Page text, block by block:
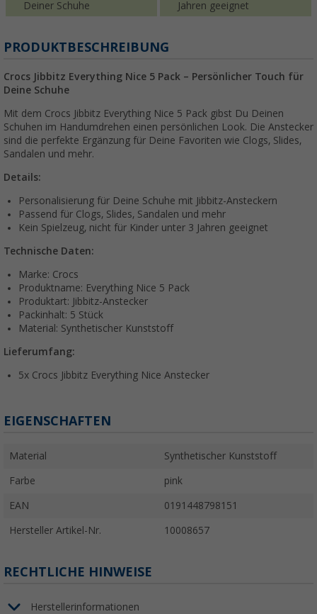
Deiner Schuhe Jahren geeignet
PRODUKTBESCHREIBUNG
Crocs Jibbitz Everything Nice 5 Pack – Persönlicher Touch für
Deine Schuhe
Mit dem Crocs Jibbitz Everything Nice 5 Pack gibst Du Deinen
Schuhen im Handumdrehen einen persönlichen Look. Die Anstecker
sind die perfekte Ergänzung für Deine Favoriten wie Clogs, Slides,
Sandalen und mehr.
Details:
Personalisierung für Deine Schuhe mit Jibbitz-Ansteckern
Passend für Clogs, Slides, Sandalen und mehr
Kein Spielzeug, nicht für Kinder unter 3 Jahren geeignet
Technische Daten:
Marke: Crocs
Produktname: Everything Nice 5 Pack
Produktart: Jibbitz-Anstecker
Packinhalt: 5 Stück
Material: Synthetischer Kunststoff
Lieferumfang:
5x Crocs Jibbitz Everything Nice Anstecker
EIGENSCHAFTEN
Material Synthetischer Kunststoff
Farbe pink
EAN 0191448798151
Hersteller Artikel-Nr. 10008657
RECHTLICHE HINWEISE
Herstellerinformationen